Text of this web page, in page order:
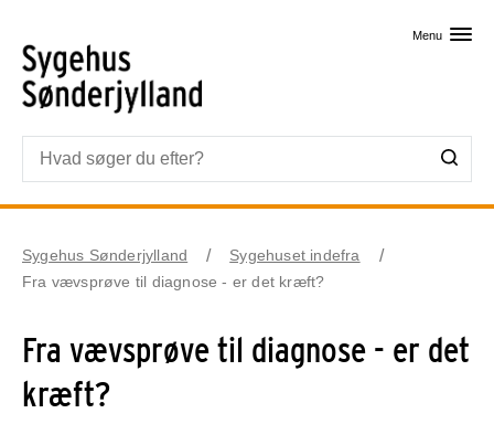
Menu
Sygehus Sønderjylland
Sygehuset indefra
Fra vævsprøve til diagnose - er det kræft?
Fra vævsprøve til diagnose - er det
kræft?